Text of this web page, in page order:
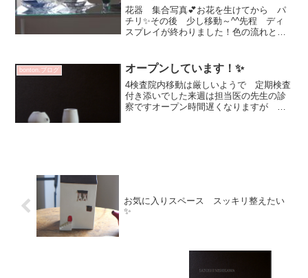
花器 集合写真💕お花を生けてから パ
チリ✨その後 少し移動～^^先程 ディ
スプレイが終わりました！色の流れと
が足りない^^;ってなってしまい ごめん
ねー （この作業が楽...
bonton.ブログ オープンしています！✨
4検査院内移動は厳しいようで 定期検査
付き添いでした来週は担当医の先生の診
察ですオープン時間遅くなりますが 改
お気に入りスペース スッキリ整えたい
✨